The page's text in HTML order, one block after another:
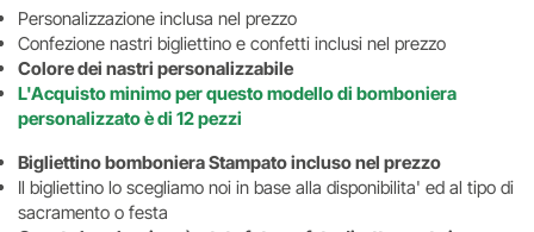
Personalizzazione inclusa nel prezzo
Confezione nastri bigliettino e confetti inclusi nel prezzo
Colore dei nastri personalizzabile
L'Acquisto minimo per questo modello di bomboniera
personalizzato è di 12 pezzi
Bigliettino bomboniera Stampato incluso nel prezzo
Il bigliettino lo scegliamo noi in base alla disponibilita' ed al tipo di
sacramento o festa